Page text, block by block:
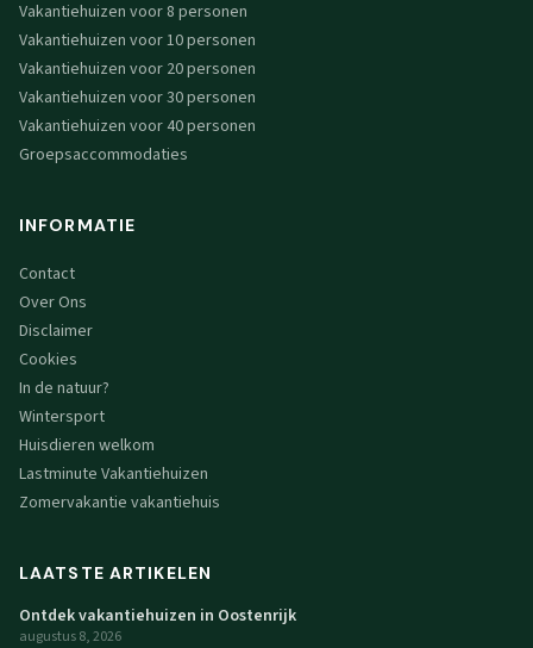
Vakantiehuizen voor 8 personen
Vakantiehuizen voor 10 personen
Vakantiehuizen voor 20 personen
Vakantiehuizen voor 30 personen
Vakantiehuizen voor 40 personen
Groepsaccommodaties
INFORMATIE
Contact
Over Ons
Disclaimer
Cookies
In de natuur?
Wintersport
Huisdieren welkom
Lastminute Vakantiehuizen
Zomervakantie vakantiehuis
LAATSTE ARTIKELEN
Ontdek vakantiehuizen in Oostenrijk
augustus 8, 2026